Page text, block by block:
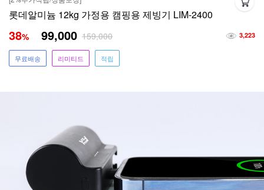
롯데알미늄 12kg 가정용 캠핑용 제빙기 LIM-2400
3,223
38% 99,000 159,000
무료배송 리미티드 적립